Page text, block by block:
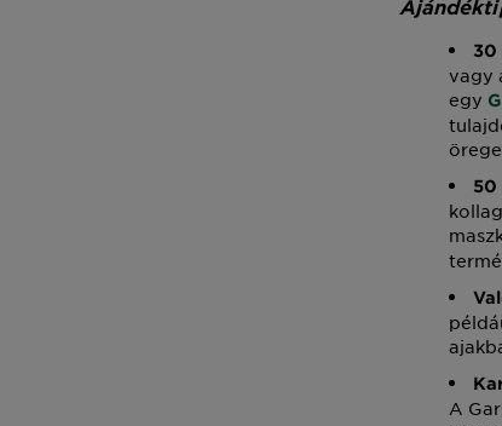
30
vagy
egy
50
A